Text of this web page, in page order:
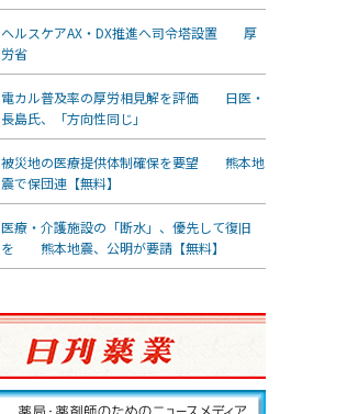
ヘルスケアAX・DX推進へ司令塔設置 厚
労省
電カル普及率の厚労相見解を評価 日医・
長島氏、「方向性同じ」
被災地の医療提供体制確保を要望 熊本地
震で保団連【無料】
医療・介護施設の「断水」、優先して復旧
を 熊本地震、公明が要請【無料】